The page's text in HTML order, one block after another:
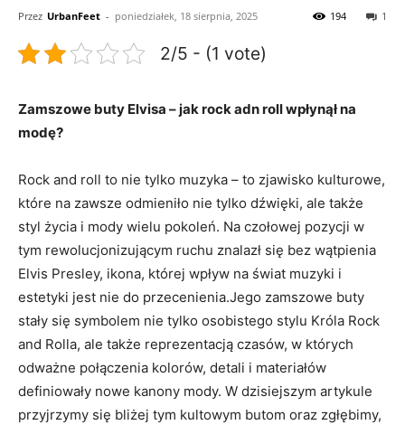
Przez UrbanFeet - poniedziałek, 18 sierpnia, 2025 1
194
2/5 - (1 vote)
Zamszowe buty Elvisa – jak rock adn roll wpłynął na
modę?
Rock and roll to nie tylko muzyka – to zjawisko kulturowe,
które na zawsze odmieniło nie tylko dźwięki, ale także
styl życia i mody wielu pokoleń. Na czołowej pozycji w
tym rewolucjonizującym ruchu znalazł się bez wątpienia
Elvis Presley, ikona, której wpływ na świat muzyki i
estetyki jest nie do przecenienia.Jego zamszowe buty
stały się symbolem nie tylko osobistego stylu Króla Rock
and Rolla, ale także reprezentacją czasów, w których
odważne połączenia kolorów, detali i materiałów
definiowały nowe kanony mody. W dzisiejszym artykule
przyjrzymy się bliżej tym kultowym butom oraz zgłębimy,